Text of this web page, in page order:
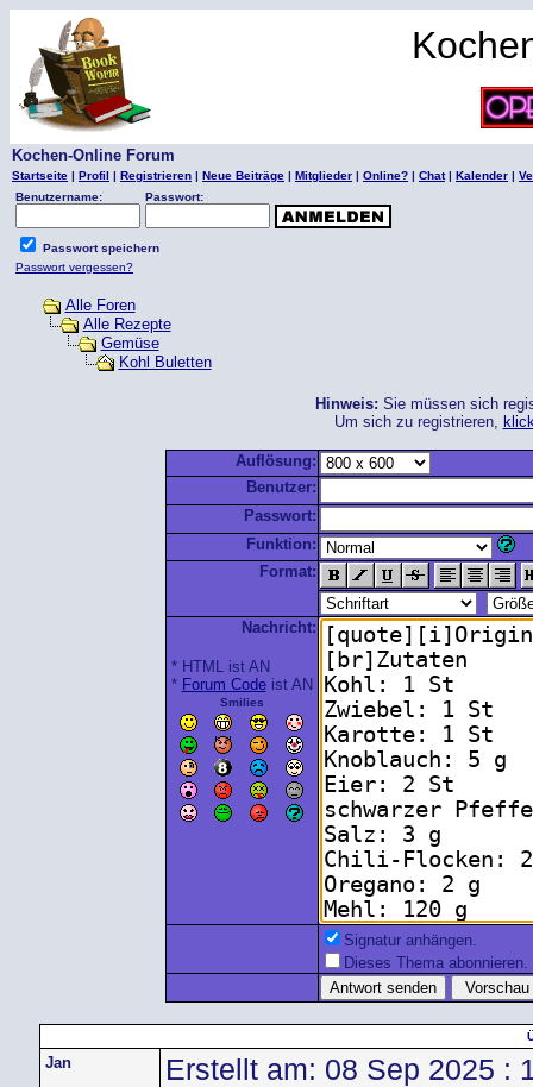
Kochen-Online Forum
Startseite | Profil | Registrieren | Neue Beiträge | Mitglieder | Online? | Chat| Kalender |
Benutzername:
Passwort:
Passwort speichern
Passwort vergessen?
Alle Foren
Alle Rezepte
Gemüse
Kohl Buletten
Hinweis: Sie müssen sich
Um sich zu registrieren,
Auflösung:
Benutzer:
Passwort:
Funktion:
Format:
Nachricht:
* HTML ist AN
* Forum Codeist AN
Smilies
Signatur anhängen.
Dieses Thema abonnieren.
Jan Erstellt am: 08 Sep 2025 :